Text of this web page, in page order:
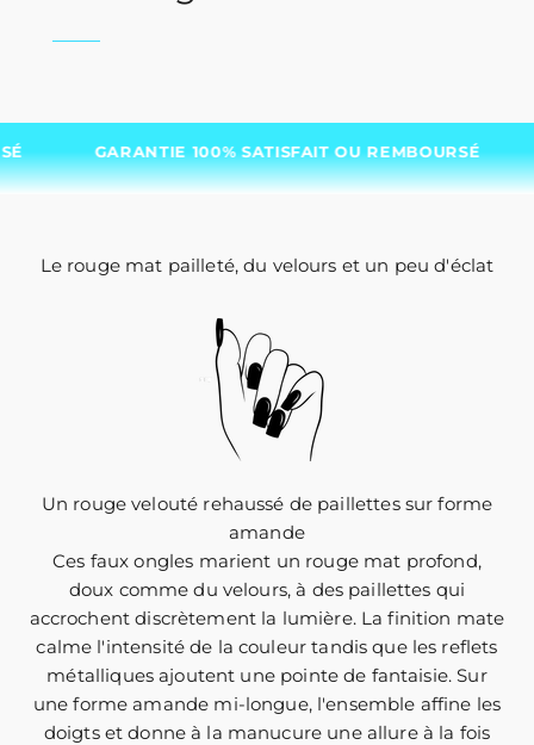
GARANTIE 100% SATISFAIT OU REMBOURSÉ
Le rouge mat pailleté, du velours et un peu d'éclat
Un rouge velouté rehaussé de paillettes sur forme
amande
Ces faux ongles marient un rouge mat profond,
doux comme du velours, à des paillettes qui
accrochent discrètement la lumière. La finition mate
calme l'intensité de la couleur tandis que les reflets
métalliques ajoutent une pointe de fantaisie. Sur
une forme amande mi-longue, l'ensemble affine les
doigts et donne à la manucure une allure à la fois